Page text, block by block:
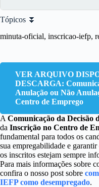
Tópicos ⏬
minuta-oficial, inscricao-iefp,
VER ARQUIVO
DESCARGA:
Anulação ou Não
Centro de Emprego
A Comunicação da Decisão
da Inscrição no Centro de
fundamental para todos os
sua empregabilidade e
os inscritos estejam sempre
Para mais informações sobre
confira o nosso post sobre
IEFP como desempregado.